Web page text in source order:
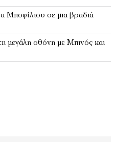
Μποφίλιου σε μια βραδιά
μεγάλη οθόνη με Μπινός και